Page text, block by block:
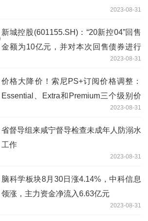
2023-08-31
新城控股(601155.SH)：“20新控04”回售
金额为10亿元，并对本次回售债券进行
2023-08-31
价格大降价！索尼PS+订阅价格调整：
Essential、Extra和Premium三个级别价
2023-08-31
省督导组来咸宁督导检查未成年人防溺水
工作
2023-08-31
脑科学板块8月30日涨4.14%，中科信息
领涨，主力资金净流入6.63亿元
2023-08-31